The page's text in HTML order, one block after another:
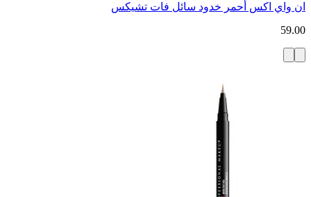
ان واي اكس أحمر خدود سائل فات تشيكس
59.00